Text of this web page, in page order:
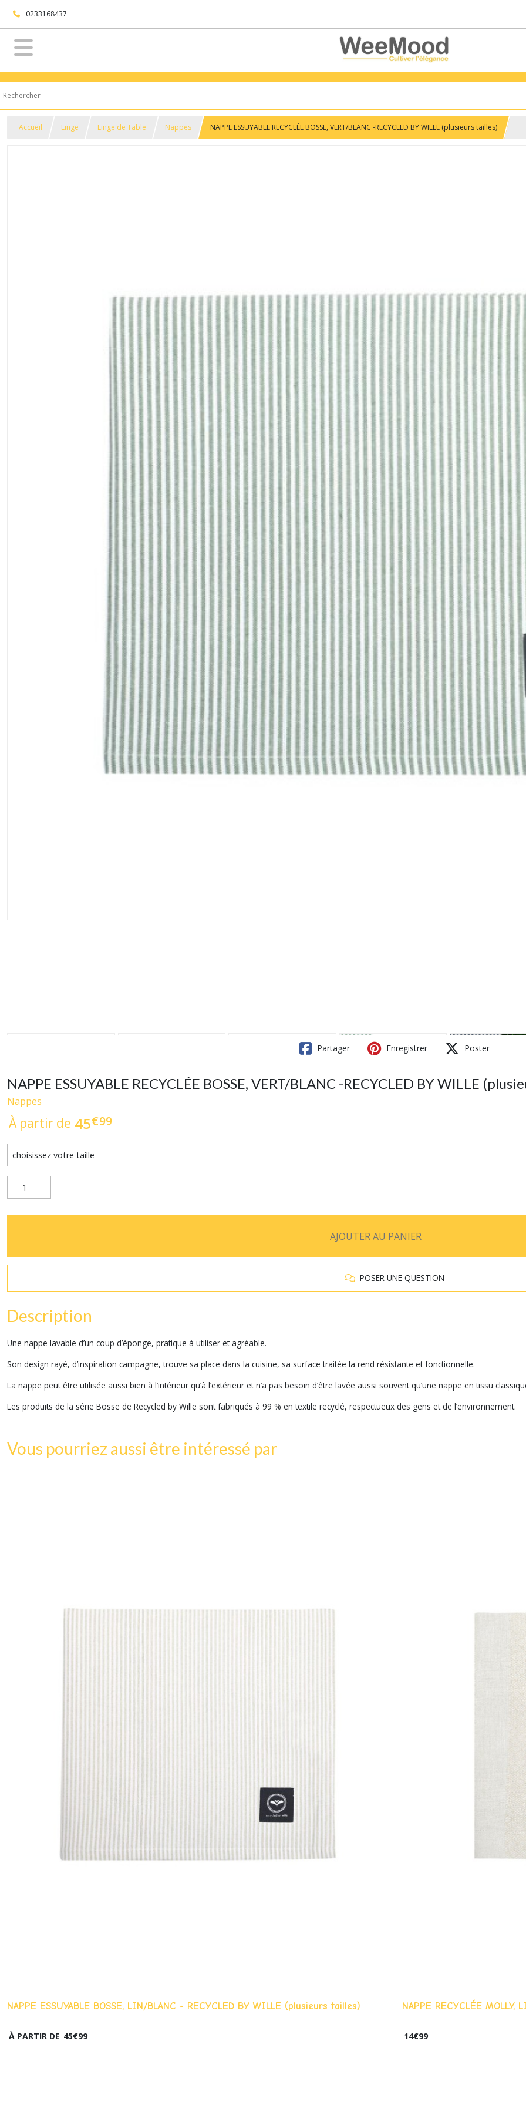
0233168437
Accueil Linge Linge de Table Nappes NAPPE ESSUYABLE RECYCLÉE BOSSE, VERT/BLANC -RECYCLED BY WILLE (plusieurs tailles)
Partager Enregistrer Poster
NAPPE ESSUYABLE RECYCLÉE BOSSE, VERT/BLANC -RECYCLED BY WILLE
Nappes
À partir de 45€99
AJOUTER AU PANIER
POSER UNE QUESTION
Description
Une nappe lavable d’un coup d’éponge, pratique à utiliser et agréable.
Son design rayé, d’inspiration campagne, trouve sa place dans la cuisine, sa surface traitée la rend résistante et fonctionnelle.
La nappe peut être utilisée aussi bien à l’intérieur qu’à l’extérieur et n’a pas besoin d’être lavée aussi souvent qu’une nappe en tissu
Les produits de la série Bosse de Recycled by Wille sont fabriqués à 99 % en textile recyclé, respectueux des gens et de l’environnement.
Vous pourriez aussi être intéressé par
NAPPE ESSUYABLE BOSSE, LIN/BLANC - RECYCLED BY WILLE (plusieurs tailles)
À PARTIR DE 45€99
NAPPE RECYCLÉE MOLLY,
14€99